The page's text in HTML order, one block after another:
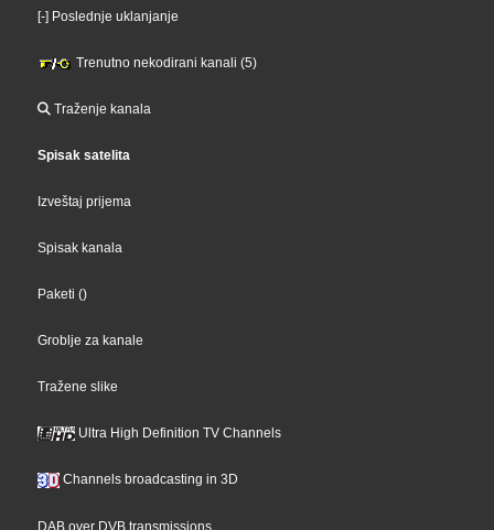
[-] Poslednje uklanjanje
Trenutno nekodirani kanali (5)
Traženje kanala
Spisak satelita
Izveštaj prijema
Spisak kanala
Paketi ()
Groblje za kanale
Tražene slike
Ultra High Definition TV Channels
Channels broadcasting in 3D